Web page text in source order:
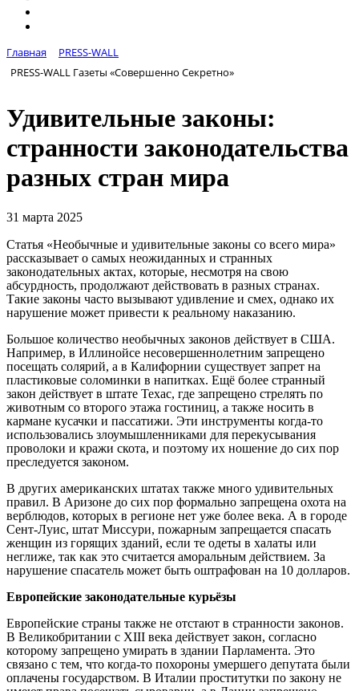
Главная
PRESS-WALL
PRESS-WALL Газеты «Совершенно Секретно»
Удивительные законы:
странности законодательства
разных стран мира
31 марта 2025
Статья «Необычные и удивительные законы со всего мира»
рассказывает о самых неожиданных и странных
законодательных актах, которые, несмотря на свою
абсурдность, продолжают действовать в разных странах.
Такие законы часто вызывают удивление и смех, однако их
нарушение может привести к реальному наказанию.
Большое количество необычных законов действует в США.
Например, в Иллинойсе несовершеннолетним запрещено
посещать солярий, а в Калифорнии существует запрет на
пластиковые соломинки в напитках. Ещё более странный
закон действует в штате Техас, где запрещено стрелять по
животным со второго этажа гостиниц, а также носить в
кармане кусачки и пассатижи. Эти инструменты когда-то
использовались злоумышленниками для перекусывания
проволоки и кражи скота, и поэтому их ношение до сих пор
преследуется законом.
В других американских штатах также много удивительных
правил. В Аризоне до сих пор формально запрещена охота на
верблюдов, которых в регионе нет уже более века. А в городе
Сент-Луис, штат Миссури, пожарным запрещается спасать
женщин из горящих зданий, если те одеты в халаты или
неглиже, так как это считается аморальным действием. За
нарушение спасатель может быть оштрафован на 10 долларов.
Европейские законодательные курьёзы
Европейские страны также не отстают в странности законов.
В Великобритании с XIII века действует закон, согласно
которому запрещено умирать в здании Парламента. Это
связано с тем, что когда-то похороны умершего депутата были
оплачены государством. В Италии проститутки по закону не